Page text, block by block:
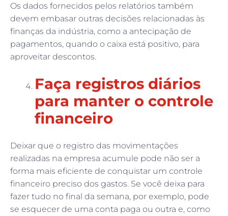
Os dados fornecidos pelos relatórios também
devem embasar outras decisões relacionadas às
finanças da indústria, como a antecipação de
pagamentos, quando o caixa está positivo, para
aproveitar descontos.
Faça registros diários
para manter o controle
financeiro
Deixar que o registro das movimentações
realizadas na empresa acumule pode não ser a
forma mais eficiente de conquistar um controle
financeiro preciso dos gastos. Se você deixa para
fazer tudo no final da semana, por exemplo, pode
se esquecer de uma conta paga ou outra e, como